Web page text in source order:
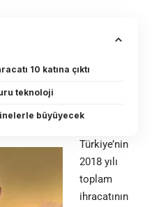
10 katına çıktı
teknoloji
büyüyecek
Türkiye’nin
2018 yılı
toplam
ihracatının